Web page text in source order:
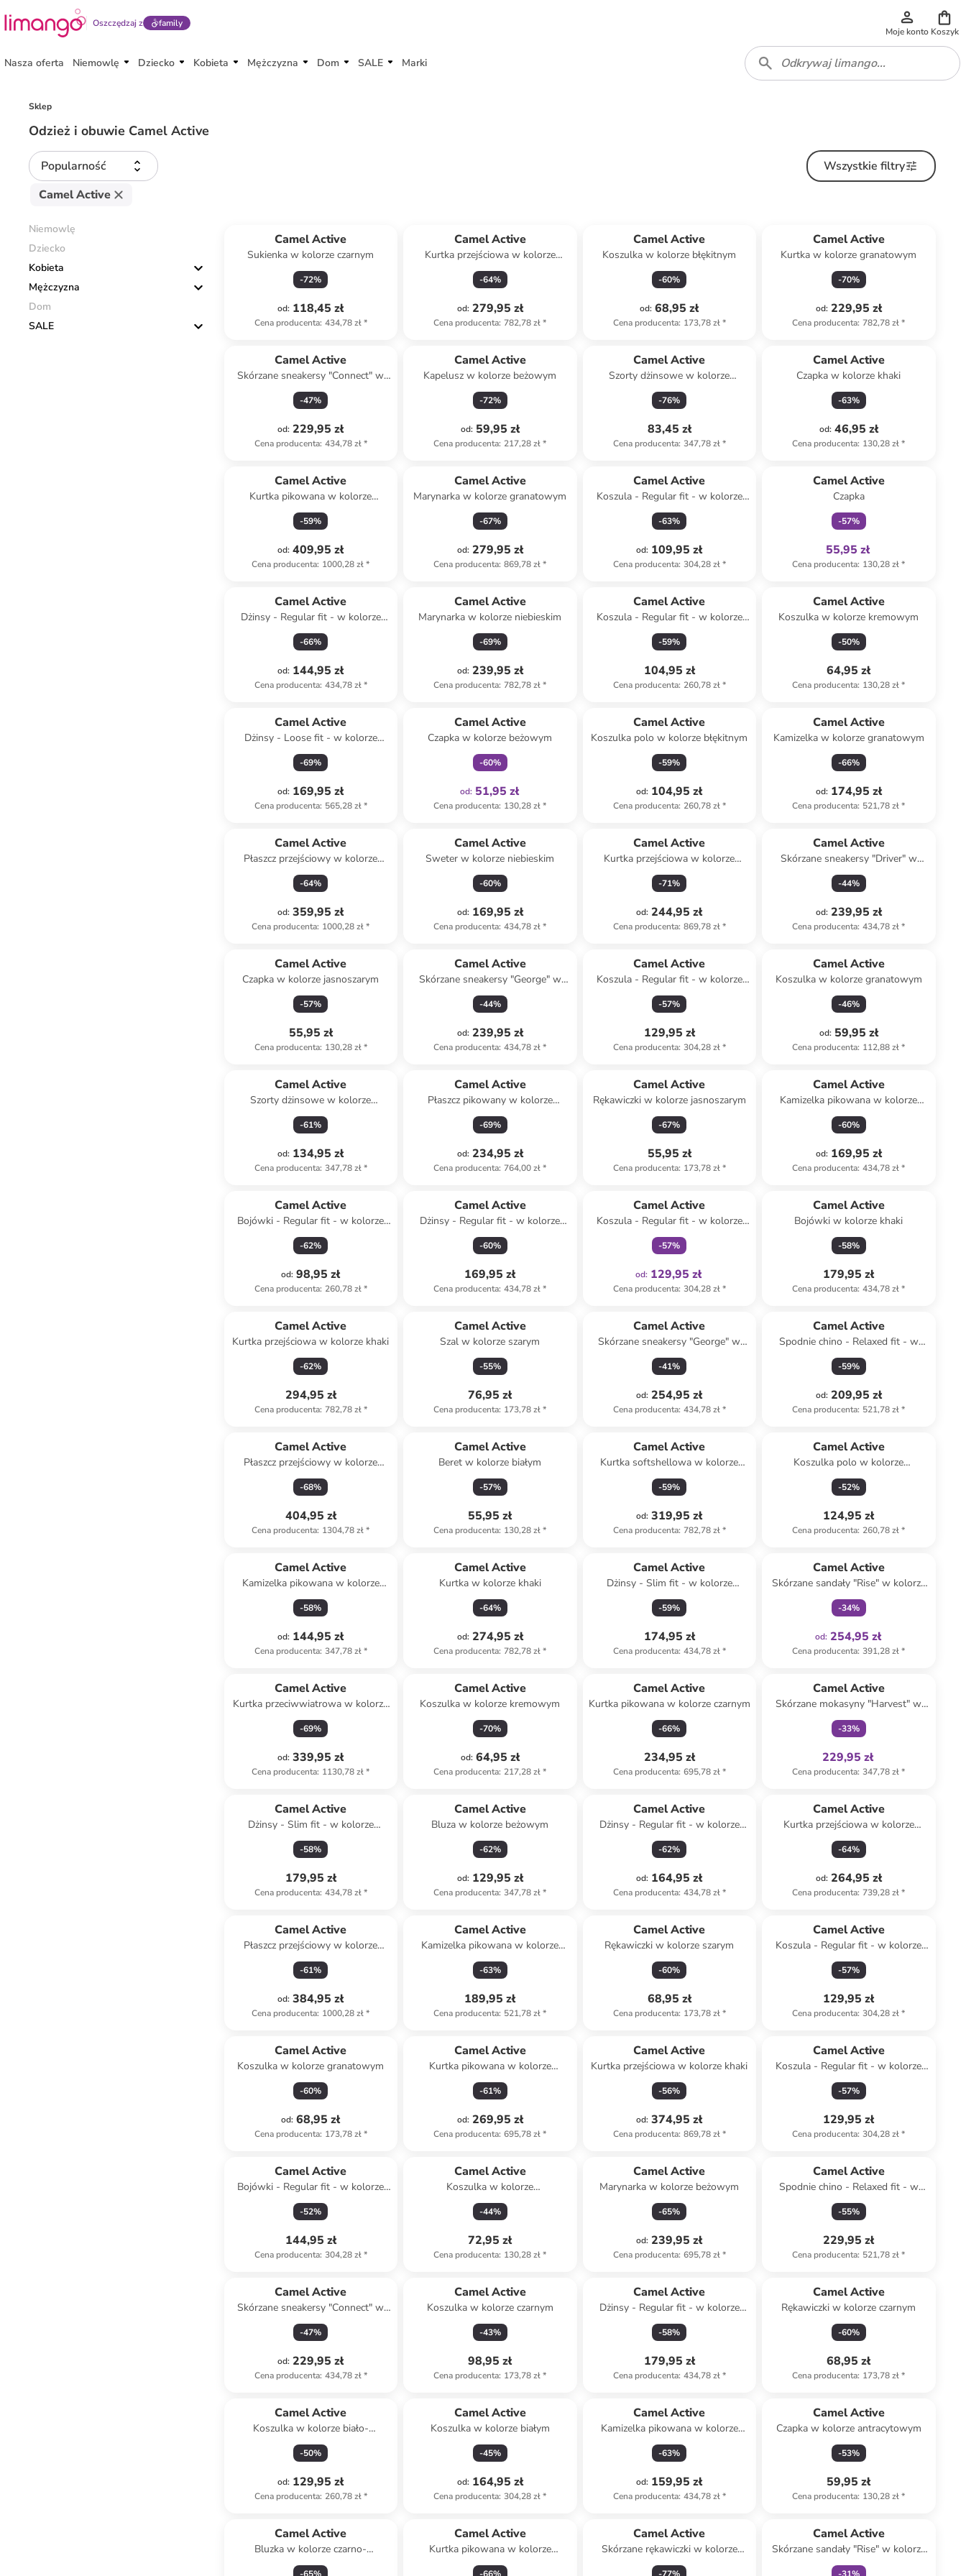
Oszczędzaj z family
Moje konto Koszyk
Nasza oferta Niemowlę Dziecko Kobieta Mężczyzna Dom SALE Marki
Sklep
Odzież i obuwie Camel Active
Popularność
Wszystkie filtry
Camel Active
Niemowlę
Dziecko
Kobieta
Mężczyzna
Dom
SALE
Camel Active
Sukienka w kolorze czarnym
-72%
od: 118,45 zł
Cena producenta: 434,78 zł*
Camel Active
Kurtka przejściowa w kolorze
szarym
-64%
od: 279,95 zł
Cena producenta: 782,78 zł*
Camel Active
Koszulka w kolorze błękitnym
-60%
od: 68,95 zł
Cena producenta: 173,78 zł*
Camel Active
Kurtka w kolorze granatowym
-70%
od: 229,95 zł
Cena producenta: 782,78 zł*
Camel Active
Skórzane sneakersy "Connect" w
kolorze szarobrązowym
-47%
od: 229,95 zł
Cena producenta: 434,78 zł*
Camel Active
Kapelusz w kolorze beżowym
-72%
od: 59,95 zł
Cena producenta: 217,28 zł*
Camel Active
Szorty dżinsowe w kolorze
błękitnym
-76%
83,45 zł
Cena producenta: 347,78 zł*
Camel Active
Czapka w kolorze khaki
-63%
od: 46,95 zł
Cena producenta: 130,28 zł*
Camel Active
Kurtka pikowana w kolorze
granatowym
-59%
od: 409,95 zł
Cena producenta: 1000,28 zł*
Camel Active
Marynarka w kolorze granatowym
-67%
od: 279,95 zł
Cena producenta: 869,78 zł*
Camel Active
Koszula - Regular fit - w kolorze
białym
-63%
od: 109,95 zł
Cena producenta: 304,28 zł*
Camel Active
Czapka
-57%
55,95 zł
Cena producenta: 130,28 zł*
Camel Active
Dżinsy - Regular fit - w kolorze
czarnym
-66%
od: 144,95 zł
Cena producenta: 434,78 zł*
Camel Active
Marynarka w kolorze niebieskim
-69%
od: 239,95 zł
Cena producenta: 782,78 zł*
Camel Active
Koszula - Regular fit - w kolorze
granatowo-błękitnym
-59%
104,95 zł
Cena producenta: 260,78 zł*
Camel Active
Koszulka w kolorze kremowym
-50%
64,95 zł
Cena producenta: 130,28 zł*
Camel Active
Dżinsy - Loose fit - w kolorze
granatowym
-69%
od: 169,95 zł
Cena producenta: 565,28 zł*
Camel Active
Czapka w kolorze beżowym
-60%
od: 51,95 zł
Cena producenta: 130,28 zł*
Camel Active
Koszulka polo w kolorze błękitnym
-59%
od: 104,95 zł
Cena producenta: 260,78 zł*
Camel Active
Kamizelka w kolorze granatowym
-66%
od: 174,95 zł
Cena producenta: 521,78 zł*
Camel Active
Płaszcz przejściowy w kolorze
jasnobrązowym
-64%
od: 359,95 zł
Cena producenta: 1000,28 zł*
Camel Active
Sweter w kolorze niebieskim
-60%
od: 169,95 zł
Cena producenta: 434,78 zł*
Camel Active
Kurtka przejściowa w kolorze
beżowym
-71%
od: 244,95 zł
Cena producenta: 869,78 zł*
Camel Active
Skórzane sneakersy "Driver" w
kolorze szarym
-44%
od: 239,95 zł
Cena producenta: 434,78 zł*
Camel Active
Czapka w kolorze jasnoszarym
-57%
55,95 zł
Cena producenta: 130,28 zł*
Camel Active
Skórzane sneakersy "George" w
kolorze szarobrązowym
-44%
od: 239,95 zł
Cena producenta: 434,78 zł*
Camel Active
Koszula - Regular fit - w kolorze
granatowym
-57%
129,95 zł
Cena producenta: 304,28 zł*
Camel Active
Koszulka w kolorze granatowym
-46%
od: 59,95 zł
Cena producenta: 112,88 zł*
Camel Active
Szorty dżinsowe w kolorze
niebieskim
-61%
od: 134,95 zł
Cena producenta: 347,78 zł*
Camel Active
Płaszcz pikowany w kolorze
jasnozielonym
-69%
od: 234,95 zł
Cena producenta: 764,00 zł*
Camel Active
Rękawiczki w kolorze jasnoszarym
-67%
55,95 zł
Cena producenta: 173,78 zł*
Camel Active
Kamizelka pikowana w kolorze
biało-oliwkowym
-60%
od: 169,95 zł
Cena producenta: 434,78 zł*
Camel Active
Bojówki - Regular fit - w kolorze
błękitnym
-62%
od: 98,95 zł
Cena producenta: 260,78 zł*
Camel Active
Dżinsy - Regular fit - w kolorze
granatowym
-60%
169,95 zł
Cena producenta: 434,78 zł*
Camel Active
Koszula - Regular fit - w kolorze
szaroniebieskim
-57%
od: 129,95 zł
Cena producenta: 304,28 zł*
Camel Active
Bojówki w kolorze khaki
-58%
179,95 zł
Cena producenta: 434,78 zł*
Camel Active
Kurtka przejściowa w kolorze khaki
-62%
294,95 zł
Cena producenta: 782,78 zł*
Camel Active
Szal w kolorze szarym
-55%
76,95 zł
Cena producenta: 173,78 zł*
Camel Active
Skórzane sneakersy "George" w
kolorze szarym
-41%
od: 254,95 zł
Cena producenta: 434,78 zł*
Camel Active
Spodnie chino - Relaxed fit - w
kolorze granatowym
-59%
od: 209,95 zł
Cena producenta: 521,78 zł*
Camel Active
Płaszcz przejściowy w kolorze
ciemnozielonym
-68%
404,95 zł
Cena producenta: 1304,78 zł*
Camel Active
Beret w kolorze białym
-57%
55,95 zł
Cena producenta: 130,28 zł*
Camel Active
Kurtka softshellowa w kolorze
limonkowym
-59%
od: 319,95 zł
Cena producenta: 782,78 zł*
Camel Active
Koszulka polo w kolorze
antracytowym
-52%
124,95 zł
Cena producenta: 260,78 zł*
Camel Active
Kamizelka pikowana w kolorze
khaki
-58%
od: 144,95 zł
Cena producenta: 347,78 zł*
Camel Active
Kurtka w kolorze khaki
-64%
od: 274,95 zł
Cena producenta: 782,78 zł*
Camel Active
Dżinsy - Slim fit - w kolorze
niebieskim
-59%
174,95 zł
Cena producenta: 434,78 zł*
Camel Active
Skórzane sandały "Rise" w kolorze
czarnym
-34%
od: 254,95 zł
Cena producenta: 391,28 zł*
Camel Active
Kurtka przeciwwiatrowa w kolorze
brązowym
-69%
od: 339,95 zł
Cena producenta: 1130,78 zł*
Camel Active
Koszulka w kolorze kremowym
-70%
od: 64,95 zł
Cena producenta: 217,28 zł*
Camel Active
Kurtka pikowana w kolorze czarnym
-66%
234,95 zł
Cena producenta: 695,78 zł*
Camel Active
Skórzane mokasyny "Harvest" w
kolorze granatowym
-33%
229,95 zł
Cena producenta: 347,78 zł*
Camel Active
Dżinsy - Slim fit - w kolorze
granatowym
-58%
179,95 zł
Cena producenta: 434,78 zł*
Camel Active
Bluza w kolorze beżowym
-62%
od: 129,95 zł
Cena producenta: 347,78 zł*
Camel Active
Dżinsy - Regular fit - w kolorze
niebieskim
-62%
od: 164,95 zł
Cena producenta: 434,78 zł*
Camel Active
Kurtka przejściowa w kolorze
białym
-64%
od: 264,95 zł
Cena producenta: 739,28 zł*
Camel Active
Płaszcz przejściowy w kolorze
beżowym
-61%
od: 384,95 zł
Cena producenta: 1000,28 zł*
Camel Active
Kamizelka pikowana w kolorze
ciemnozielonym
-63%
189,95 zł
Cena producenta: 521,78 zł*
Camel Active
Rękawiczki w kolorze szarym
-60%
68,95 zł
Cena producenta: 173,78 zł*
Camel Active
Koszula - Regular fit - w kolorze
szaroniebieskim
-57%
129,95 zł
Cena producenta: 304,28 zł*
Camel Active
Koszulka w kolorze granatowym
-60%
od: 68,95 zł
Cena producenta: 173,78 zł*
Camel Active
Kurtka pikowana w kolorze
niebieskim
-61%
od: 269,95 zł
Cena producenta: 695,78 zł*
Camel Active
Kurtka przejściowa w kolorze khaki
-56%
od: 374,95 zł
Cena producenta: 869,78 zł*
Camel Active
Koszula - Regular fit - w kolorze
żółtym
-57%
129,95 zł
Cena producenta: 304,28 zł*
Camel Active
Bojówki - Regular fit - w kolorze
jasnobrązowym
-52%
144,95 zł
Cena producenta: 304,28 zł*
Camel Active
Koszulka w kolorze
pomarańczowym
-44%
72,95 zł
Cena producenta: 130,28 zł*
Camel Active
Marynarka w kolorze beżowym
-65%
od: 239,95 zł
Cena producenta: 695,78 zł*
Camel Active
Spodnie chino - Relaxed fit - w
kolorze jasnobrązowym
-55%
229,95 zł
Cena producenta: 521,78 zł*
Camel Active
Skórzane sneakersy "Connect" w
kolorze granatowym
-47%
od: 229,95 zł
Cena producenta: 434,78 zł*
Camel Active
Koszulka w kolorze czarnym
-43%
98,95 zł
Cena producenta: 173,78 zł*
Camel Active
Dżinsy - Regular fit - w kolorze
niebieskim
-58%
179,95 zł
Cena producenta: 434,78 zł*
Camel Active
Rękawiczki w kolorze czarnym
-60%
68,95 zł
Cena producenta: 173,78 zł*
Camel Active
Koszulka w kolorze biało-
granatowym
-50%
od: 129,95 zł
Cena producenta: 260,78 zł*
Camel Active
Koszulka w kolorze białym
-45%
od: 164,95 zł
Cena producenta: 304,28 zł*
Camel Active
Kamizelka pikowana w kolorze
khaki
-63%
od: 159,95 zł
Cena producenta: 434,78 zł*
Camel Active
Czapka w kolorze antracytowym
-53%
59,95 zł
Cena producenta: 130,28 zł*
Camel Active
Bluzka w kolorze czarno-
oliwkowym
Camel Active
Kurtka pikowana w kolorze
ciemnozielonym
Camel Active
Skórzane rękawiczki w kolorze
czarnym
Camel Active
Skórzane sandały "Rise" w kolorze
antracytowym